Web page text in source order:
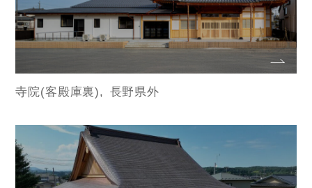
寺院(客殿庫裏) 長野県外